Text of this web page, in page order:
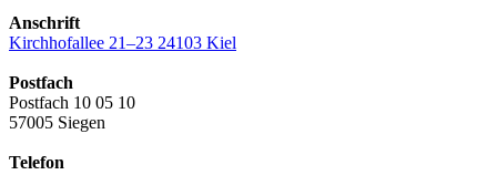
Anschrift
Kirchhofallee 21–23 24103 Kiel
Postfach
Postfach 10 05 10
57005 Siegen
Telefon